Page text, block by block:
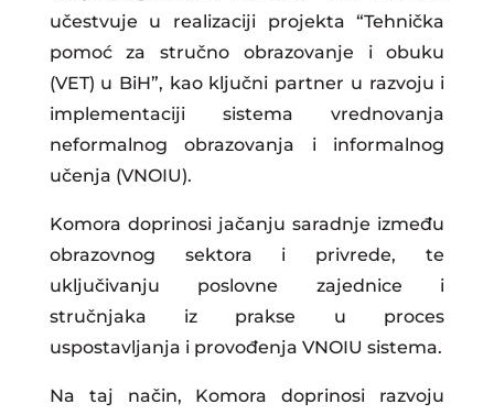
učestvuje u realizaciji projekta “Tehnička
pomoć za stručno obrazovanje i obuku
(VET) u BiH”, kao ključni partner u razvoju i
implementaciji sistema vrednovanja
neformalnog obrazovanja i informalnog
učenja (VNOIU).
Komora doprinosi jačanju saradnje između
obrazovnog sektora i privrede, te
uključivanju poslovne zajednice i
stručnjaka iz prakse u proces
uspostavljanja i provođenja VNOIU sistema.
Na taj način, Komora doprinosi razvoju